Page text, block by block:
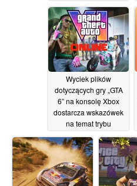
Wyciek plików
dotyczących gry „GTA
6” na konsolę Xbox
dostarcza wskazówek
na temat trybu
„GTA Online”
26/06/2026